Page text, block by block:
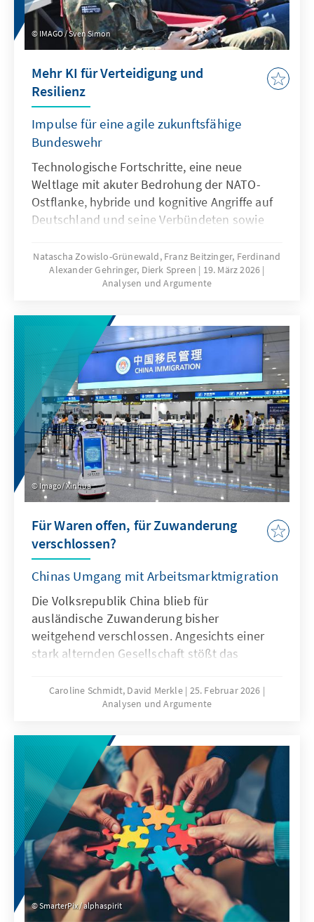
IMAGO / Sven Simon
Mehr KI für Verteidigung und
Resilienz
Impulse für eine agile zukunftsfähige
Bundeswehr
Technologische Fortschritte, eine neue
Weltlage mit akuter Bedrohung der NATO-
Ostflanke, hybride und kognitive Angriffe auf
Deutschland und seine Verbündeten sowie
stellen die Bundeswehr vor neue
Herausforderungen. Künstliche Intelligenz ist
aber nicht nur Treiber bei diesen
Antwort. Dafür bedarf es einer KI-Strategie,
die wesentliche Herausforderungen gezielt
adressiert und die Möglichkeiten von KI nach
ethischen Richtlinien aktiv nutzt, um effizient
abschrecken zu können.
Natascha Zowislo-Grünewald, Franz Beitzinger, Ferdinand
Alexander Gehringer, Dierk Spreen
19. März 2026
Analysen und Argumente
Imago/ Xinhua
Für Waren offen, für Zuwanderung
verschlossen?
Chinas Umgang mit Arbeitsmarktmigration
Die Volksrepublik China blieb für
ausländische Zuwanderung bisher
weitgehend verschlossen. Angesichts einer
stark alternden Gesellschaft stößt das
seine Grenzen, was die gezielte Anwerbung
ausländischer Fach- und Arbeitskräfte auf
Deutschland und Europa könnte mit China ein
neuer Wettbewerber im globalen Wettbewerb
um Talente entstehen.
Caroline Schmidt, David Merkle 25. Februar 2026
Analysen und Argumente
SmarterPix / alphaspirit